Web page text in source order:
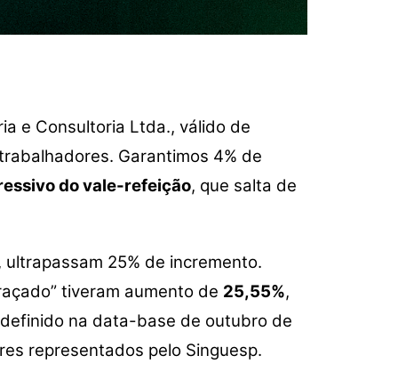
e Consultoria Ltda., válido de
Garantimos 4% de
do vale-refeição, que salta de
25% de incremento.
tiveram aumento de 25,55%,
na data-base de outubro de
representados pelo Singuesp.